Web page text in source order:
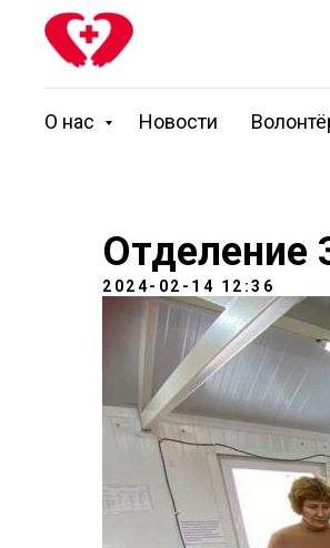
О нас Новости
Отделение
2024-02-14 12:36